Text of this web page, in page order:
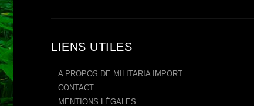
LIENS UTILES
A PROPOS DE MILITARIA IMPORT
CONTACT
MENTIONS LÉGALES